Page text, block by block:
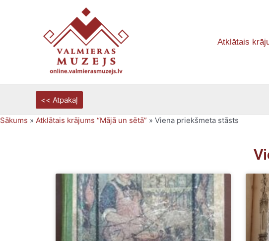
Atklātais
Sākums » Atklātais krājums “Mājā un sētā” » Viena priekšmeta stāsts